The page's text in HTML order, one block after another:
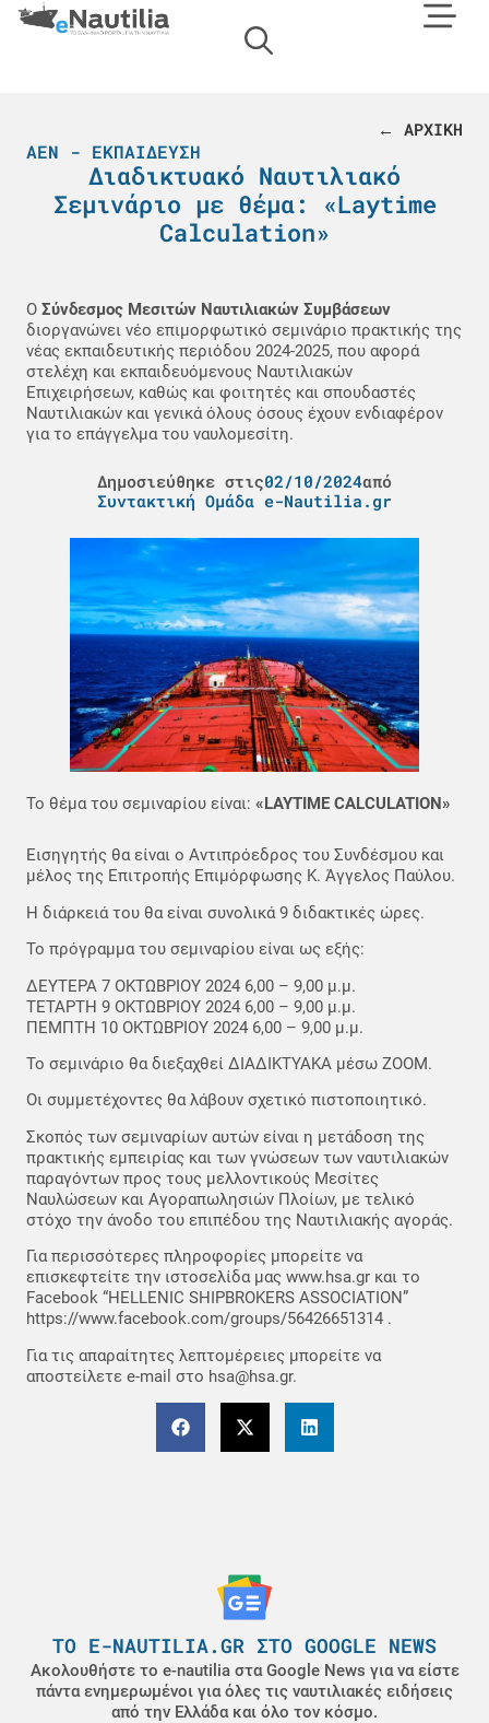
← ΑΡΧΙΚΗ
ΑΕΝ - ΕΚΠΑΊΔΕΥΣΗ
Διαδικτυακό Ναυτιλιακό
Σεμινάριο με θέμα: «Laytime
Calculation»
Ο Σύνδεσμος Μεσιτών Ναυτιλιακών Συμβάσεων
διοργανώνει νέο επιμορφωτικό σεμινάριο πρακτικής της
νέας εκπαιδευτικής περιόδου 2024-2025, που αφορά
στελέχη και εκπαιδευόμενους Ναυτιλιακών
Επιχειρήσεων, καθώς και φοιτητές και σπουδαστές
Ναυτιλιακών και γενικά όλους όσους έχουν ενδιαφέρον
για το επάγγελμα του ναυλομεσίτη.
Δημοσιεύθηκε στις02/10/2024από
Συντακτική Ομάδα e-Nautilia.gr
Το θέμα του σεμιναρίου είναι: «LAYTIME CALCULATION»
Εισηγητής θα είναι o Αντιπρόεδρος του Συνδέσμου και
μέλος της Επιτροπής Επιμόρφωσης Κ. Άγγελος Παύλου.
Η διάρκειά του θα είναι συνολικά 9 διδακτικές ώρες.
Το πρόγραμμα του σεμιναρίου είναι ως εξής:
ΔΕΥΤΕΡΑ 7 OKTΩΒΡΙΟΥ 2024 6,00 – 9,00 μ.μ.
ΤΕΤΑΡΤΗ 9 ΟΚΤΩΒΡΙΟΥ 2024 6,00 – 9,00 μ.μ.
ΠΕΜΠΤΗ 10 ΟΚΤΩΒΡΙΟΥ 2024 6,00 – 9,00 μ.μ.
Το σεμινάριο θα διεξαχθεί ΔΙΑΔΙΚΤΥΑΚΑ μέσω ΖΟΟΜ.
Οι συμμετέχοντες θα λάβουν σχετικό πιστοποιητικό.
Σκοπός των σεμιναρίων αυτών είναι η μετάδοση της
πρακτικής εμπειρίας και των γνώσεων των ναυτιλιακών
παραγόντων προς τους μελλοντικούς Μεσίτες
Ναυλώσεων και Αγοραπωλησιών Πλοίων, με τελικό
στόχο την άνοδο του επιπέδου της Ναυτιλιακής αγοράς.
Για περισσότερες πληροφορίες μπορείτε να
επισκεφτείτε την ιστοσελίδα μας www.hsa.gr και το
Facebook “ΗELLENIC SHIPBROKERS ASSOCIATION”
https://www.facebook.com/groups/56426651314 .
Για τις απαραίτητες λεπτομέρειες μπορείτε να
αποστείλετε e-mail στο hsa@hsa.gr.
ΤΟ E-NAUTILIA.GR ΣΤΟ GOOGLE NEWS
Ακολουθήστε το e-nautilia στα Google News για να είστε
πάντα ενημερωμένοι για όλες τις ναυτιλιακές ειδήσεις
από την Ελλάδα και όλο τον κόσμο.